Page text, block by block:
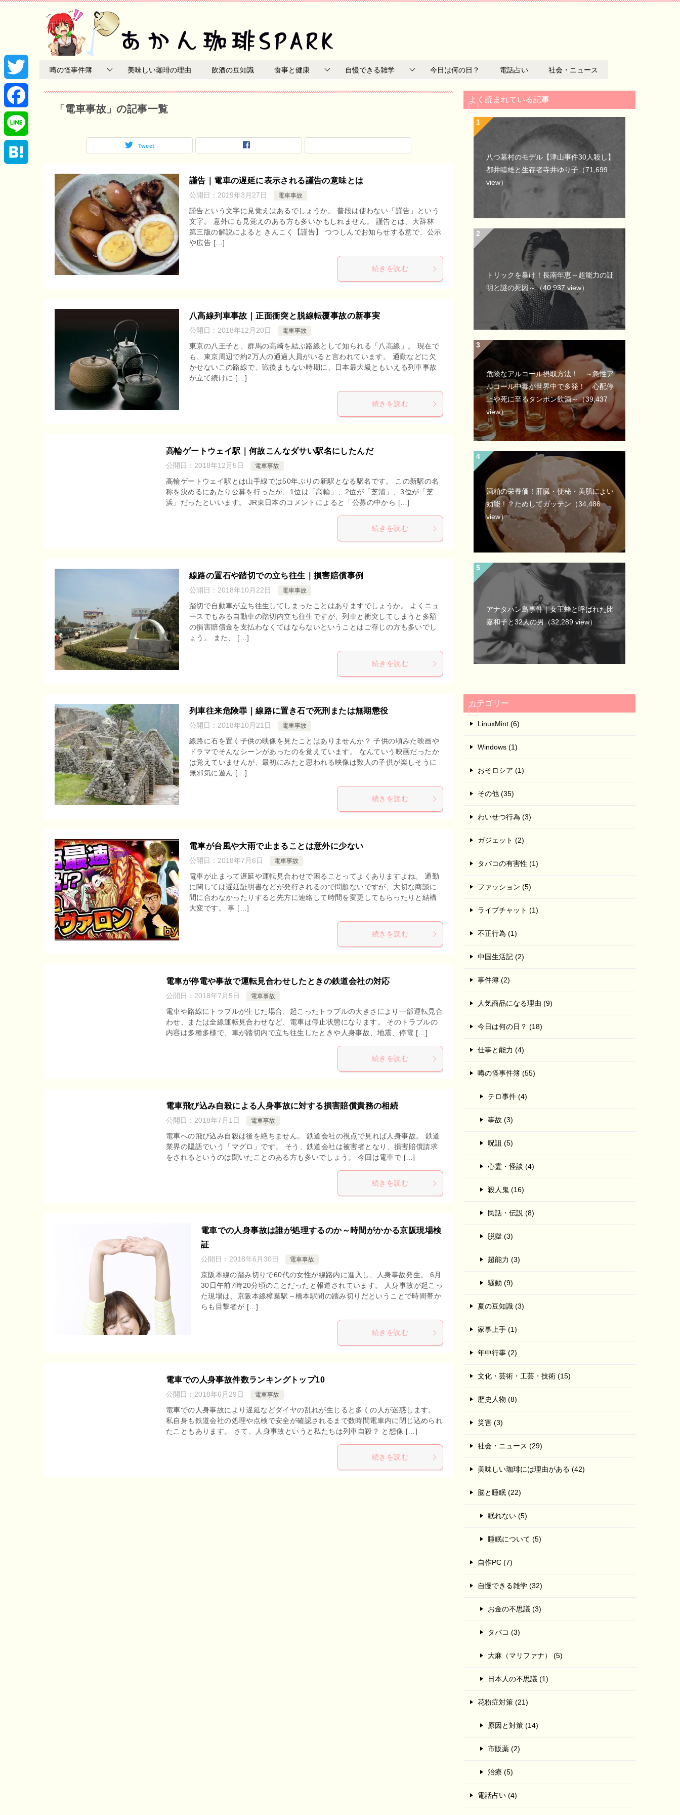
噂の怪事件簿 美味しい珈琲の理由 飲酒の豆知識 食事と健康 自慢できる雑学 今日は何の日？ 電話占い 社会・ニュース
「電車事故」の記事一覧
Tweet
謹告｜電車の遅延に表示される謹告の意味とは
公開日： 2019年3月27日 電車事故
謹告という文字に見覚えはあるでしょうか。 普段は使わない「謹告」という
文字。 意外にも見覚えのある方も多いかもしれません。 謹告とは、大辞林
第三版の解説によると きんこく【謹告】 つつしんでお知らせする意で、公示
や広告 […]
続きを読む
八高線列車事故｜正面衝突と脱線転覆事故の新事実
公開日： 2018年12月20日 電車事故
東京の八王子と、群馬の高崎を結ぶ路線として知られる「八高線」。 現在で
も、東京周辺で約2万人の通過人員がいると言われています。 通勤などに欠
かせないこの路線で、戦後まもない時期に、日本最大級ともいえる列車事故
が立て続けに […]
続きを読む
高輪ゲートウェイ駅｜何故こんなダサい駅名にしたんだ
公開日： 2018年12月5日 電車事故
高輪ゲートウェイ駅とは山手線では50年ぶりの新駅となる駅名です。 この新駅の名
称を決めるにあたり公募を行ったが、1位は「高輪」、2位が「芝浦」、3位が「芝
浜」だったといいます。 JR東日本のコメントによると「公募の中から […]
続きを読む
線路の置石や踏切での立ち往生｜損害賠償事例
公開日： 2018年10月22日 電車事故
踏切で自動車が立ち往生してしまったことはありますでしょうか。 よくニュ
ースでもみる自動車の踏切内立ち往生ですが、列車と衝突してしまうと多額
の損害賠償金を支払わなくてはならないということはご存じの方も多いでし
ょう。 また、 […]
続きを読む
列車往来危険罪｜線路に置き石で死刑または無期懲役
公開日： 2018年10月21日 電車事故
線路に石を置く子供の映像を見たことはありませんか？ 子供の頃みた映画や
ドラマでそんなシーンがあったのを覚えています。 なんていう映画だったか
は覚えていませんが、最初にみたと思われる映像は数人の子供が楽しそうに
無邪気に遊ん […]
続きを読む
電車が台風や大雨で止まることは意外に少ない
公開日： 2018年7月6日 電車事故
電車が止まって遅延や運転見合わせで困ることってよくありますよね。 通勤
に関しては遅延証明書などが発行されるので問題ないですが、大切な商談に
間に合わなかったりすると先方に連絡して時間を変更してもらったりと結構
大変です。 事 […]
続きを読む
電車が停電や事故で運転見合わせしたときの鉄道会社の対応
公開日： 2018年7月5日 電車事故
電車や路線にトラブルが生じた場合、起こったトラブルの大きさにより一部運転見合
わせ、または全線運転見合わせなど、電車は停止状態になります。 そのトラブルの
内容は多種多様で、車が踏切内で立ち往生したときや人身事故、地震、停電 […]
続きを読む
電車飛び込み自殺による人身事故に対する損害賠償責務の相続
公開日： 2018年7月1日 電車事故
電車への飛び込み自殺は後を絶ちません。 鉄道会社の視点で見れば人身事故。 鉄道
業界の隠語でいう「マグロ」です。 そう、鉄道会社は被害者となり、損害賠償請求
をされるというのは聞いたことのある方も多いでしょう。 今回は電車で […]
続きを読む
電車での人身事故は誰が処理するのか～時間がかかる京阪現場検
証
公開日： 2018年6月30日 電車事故
京阪本線の踏み切りで60代の女性が線路内に進入し、人身事故発生。 6月
30日午前7時20分頃のことだったと報道されています。 人身事故が起こっ
た現場は、京阪本線樟葉駅～橋本駅間の踏み切りだということで時間帯か
らも目撃者が […]
続きを読む
電車での人身事故件数ランキングトップ10
公開日： 2018年6月29日 電車事故
電車での人身事故により遅延などダイヤの乱れが生じると多くの人が迷惑します。
私自身も鉄道会社の処理や点検で安全が確認されるまで数時間電車内に閉じ込められ
たこともあります。 さて、人身事故というと私たちは列車自殺？ と想像 […]
続きを読む
よく読まれている記事
八つ墓村のモデル【津山事件30人殺し】
都井睦雄と生存者寺井ゆり子 （71,699
view）
トリックを暴け！長南年恵～超能力の証
明と謎の死因～（40,937 view）
危険なアルコール摂取方法！ ～急性ア
ルコール中毒が世界中で多発！ 心配停
止や死に至るタンポン飲酒～（39,437
view）
酒粕の栄養価！肝臓・便秘・美肌によい
効能！？ためしてガッテン （34,486
view）
アナタハン島事件｜女王蜂と呼ばれた比
嘉和子と32人の男（32,289 view）
カテゴリー
LinuxMint (6)
Windows (1)
おそロシア (1)
その他 (35)
わいせつ行為 (3)
ガジェット (2)
タバコの有害性 (1)
ファッション (5)
ライブチャット (1)
不正行為 (1)
中国生活記 (2)
事件簿 (2)
人気商品になる理由 (9)
今日は何の日？ (18)
仕事と能力 (4)
噂の怪事件簿 (55)
テロ事件 (4)
事故 (3)
呪詛 (5)
心霊・怪談 (4)
殺人鬼 (16)
民話・伝説 (8)
脱獄 (3)
超能力 (3)
騒動 (9)
夏の豆知識 (3)
家事上手 (1)
年中行事 (2)
文化・芸術・工芸・技術 (15)
歴史人物 (8)
災害 (3)
社会・ニュース (29)
美味しい珈琲には理由がある (42)
脳と睡眠 (22)
眠れない (5)
睡眠について (5)
自作PC (7)
自慢できる雑学 (32)
お金の不思議 (3)
タバコ (3)
大麻（マリファナ） (5)
日本人の不思議 (1)
花粉症対策 (21)
原因と対策 (14)
市販薬 (2)
治療 (5)
電話占い (4)
T
w
i
t
F
a